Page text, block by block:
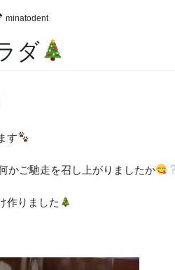
minatodent
ダ
す
かご馳走を召し上がりましたか
作りました